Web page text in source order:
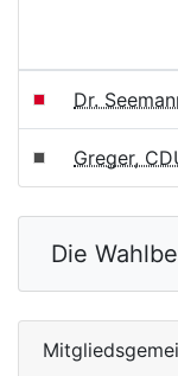
Dr.
Greger,
Die